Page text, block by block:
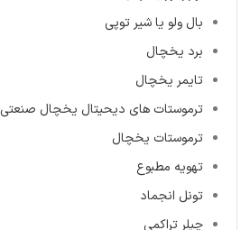
بال ولو یا شیر توپی
برد یخچال
تایمر یخچال
ترموستات های دیحیتال یخچال صنعتی
ترموستات یخچال
تهویه مطبوع
تونل انجماد
چیلر تراکمی